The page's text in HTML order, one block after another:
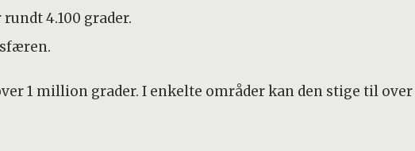
4.100 grader.
1 million grader. I enkelte områder kan den stige til